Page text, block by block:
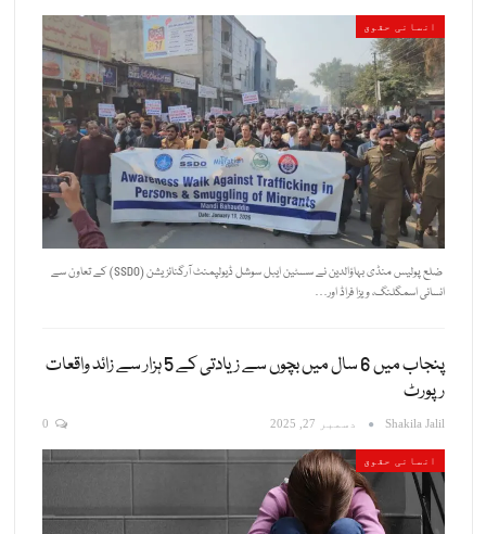
انسانی حقوق
ضلع پولیس منڈی بہاؤالدین نے سسٹین ایبل سوشل ڈیولپمنٹ آرگنائزیشن (SSDO) کے تعاون سے
انسانی اسمگلنگ، ویزا فراڈ اور…
پنجاب میں 6 سال میں بچوں سے زیادتی کے 5 ہزار سے زائد واقعات
رپورٹ
Shakila Jalil دسمبر 27, 2025
انسانی حقوق